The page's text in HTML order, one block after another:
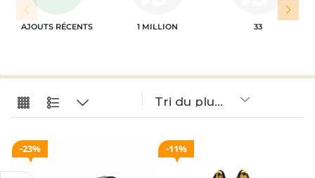
AJOUTS RÉCENTS 1 MILLION 33
23% 11%